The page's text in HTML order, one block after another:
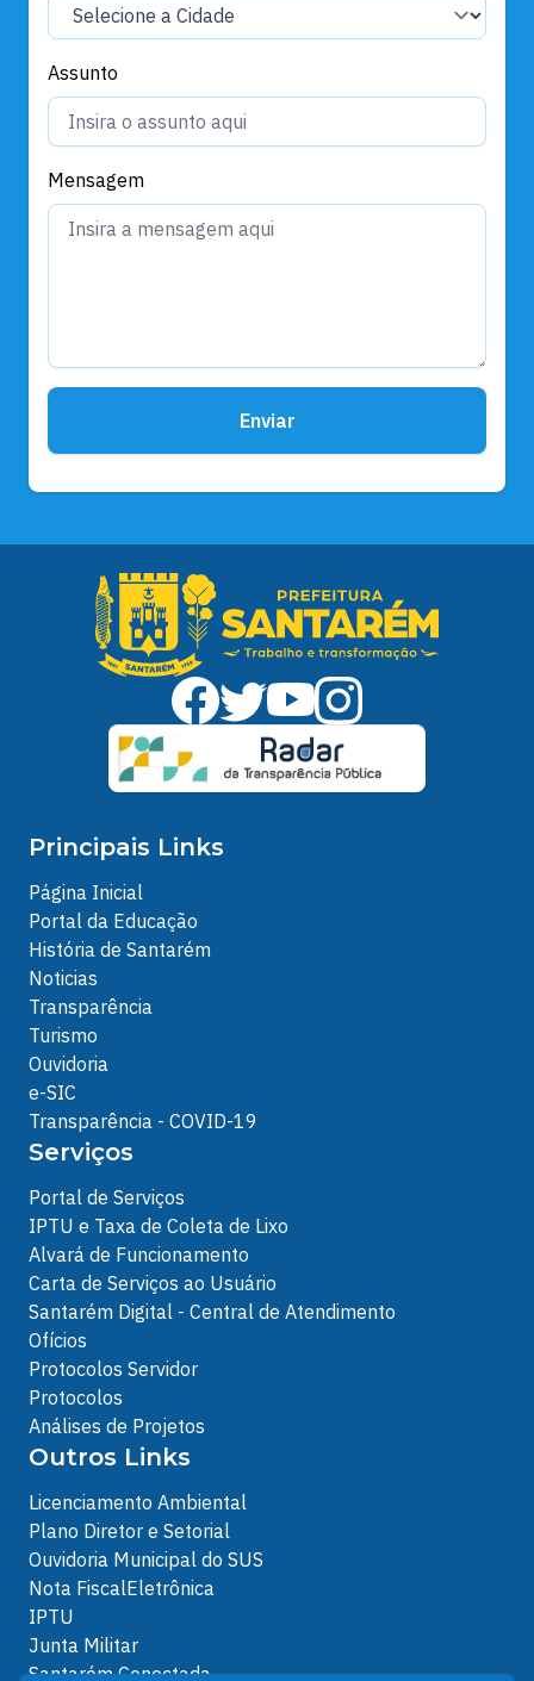
Assunto
Mensagem
Enviar
Principais Links
Página Inicial
Portal da Educação
História de Santarém
Noticias
Transparência
Turismo
Ouvidoria
e-SIC
Transparência - COVID-19
Serviços
Portal de Serviços
IPTU e Taxa de Coleta de Lixo
Alvará de Funcionamento
Carta de Serviços ao Usuário
Santarém Digital - Central de Atendimento
Ofícios
Protocolos Servidor
Protocolos
Análises de Projetos
Outros Links
Licenciamento Ambiental
Plano Diretor e Setorial
Ouvidoria Municipal do SUS
Nota FiscalEletrônica
IPTU
Junta Militar
Santarém Conectada